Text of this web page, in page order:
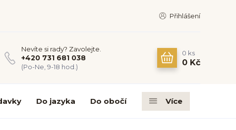
Přihlášení
Nevíte si rady? Zavolejte.
+420 731 681 038
(Po-Ne, 9-18 hod.)
0 ks
0 Kč
Do jazyka Do obočí Více